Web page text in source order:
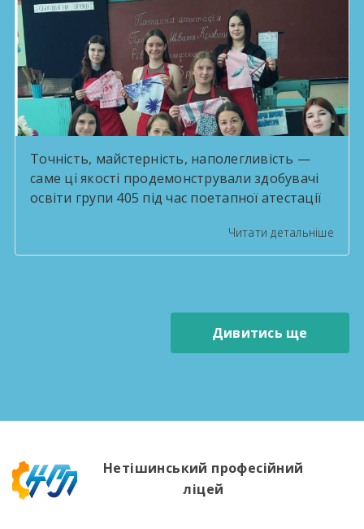
Точність, майстерність, наполегливість —
саме ці якості продемонстрували здобувачі
освіти групи 405 під час поетапної атестації
виконавши завдання професійно-
теоретичної підготовки та підтвердивши
подальшого професійного зростання.
Рішенням державної кваліфікаційної комісії
всім присвоєно кваліфікацію «Кравець 3-го
Читати детальніше
Дивитись ще
Нетішинський професійний
ліцей